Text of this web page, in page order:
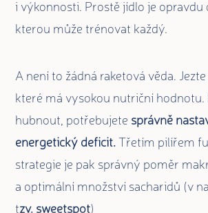
i výkonnosti. Prostě jídlo je opravdu
kterou může trénovat každý.
A není to žádná raketová věda. Jezte
které má vysokou nutriční hodnotu.
hubnout, potřebujete správně
energetický deficit.Třetím pilířem
strategie je pak správný poměr
a optimální množství sacharidů (v
tzv. sweetspot)